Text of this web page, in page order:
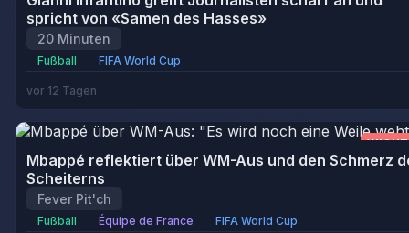
spricht von «Samen des Hasses»
20 Minuten
Fußball FIFA World Cup
vor 12 Tagen
Mbappé reflektiert über WM-Aus und den Schmerz
Scheiterns
Fever Pit'ch
Fußball Équipe de France FIFA World Cup